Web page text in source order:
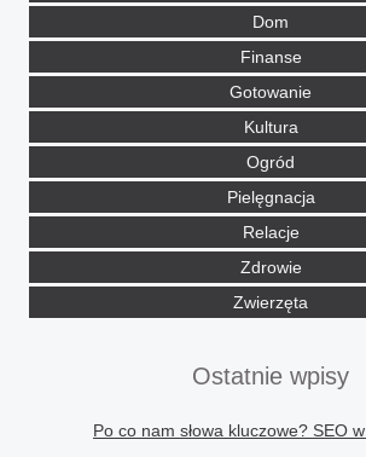
Dom
Finanse
Gotowanie
Kultura
Ogród
Pielęgnacja
Relacje
Zdrowie
Zwierzęta
Ostatnie wpisy
Po co nam słowa kluczowe? SEO w